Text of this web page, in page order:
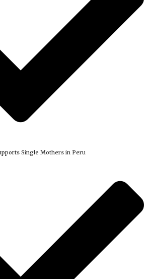
Single Mothers in Peru